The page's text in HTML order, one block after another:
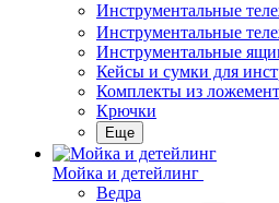
Инструментальные
Инструментальные
Инструментальные
Кейсы и сумки для
Комплекты из
Крючки
Еще
Мойка и детейлинг
Ведра